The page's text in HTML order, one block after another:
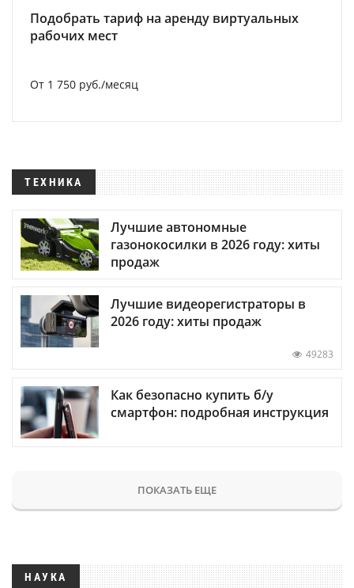
Подобрать тариф на аренду виртуальных
рабочих мест
От 1 750 руб./месяц
ТЕХНИКА
Лучшие автономные
газонокосилки в 2026 году: хиты
продаж
Лучшие видеорегистраторы в
2026 году: хиты продаж
49283
Как безопасно купить б/у
смартфон: подробная инструкция
ПОКАЗАТЬ ЕЩЕ
НАУКА